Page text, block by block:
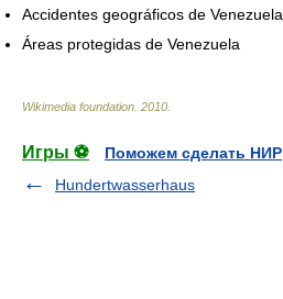
Accidentes geográficos de Venezuela
Áreas protegidas de Venezuela
Wikimedia foundation 2010
Игры ⚽
Поможем сделать НИР
Hundertwasserhaus